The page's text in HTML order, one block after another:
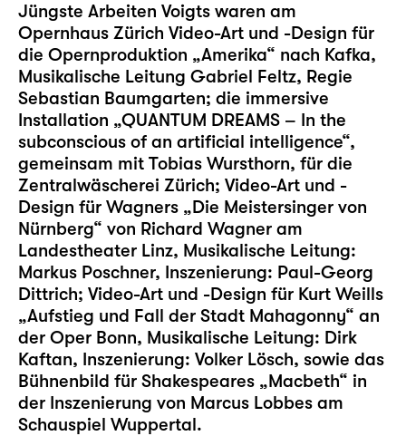
Jüngste Arbeiten Voigts waren am
Opernhaus Zürich Video-Art und -Design für
die Opernproduktion „Amerika“ nach Kafka,
Musikalische Leitung Gabriel Feltz, Regie
Sebastian Baumgarten; die immersive
Installation „QUANTUM DREAMS – In the
subconscious of an artificial intelligence“,
gemeinsam mit Tobias Wursthorn, für die
Zentralwäscherei Zürich; Video-Art und -
Design für Wagners „Die Meistersinger von
Nürnberg“ von Richard Wagner am
Landestheater Linz, Musikalische Leitung:
Markus Poschner, Inszenierung: Paul-Georg
Dittrich; Video-Art und -Design für Kurt Weills
„Aufstieg und Fall der Stadt Mahagonny“ an
der Oper Bonn, Musikalische Leitung: Dirk
Kaftan, Inszenierung: Volker Lösch, sowie das
Bühnenbild für Shakespeares „Macbeth“ in
der Inszenierung von Marcus Lobbes am
Schauspiel Wuppertal.